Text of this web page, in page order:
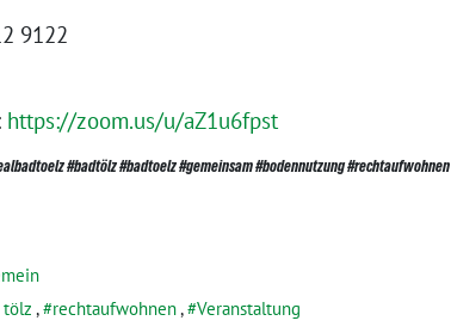
9122
https://zoom.us/u/aZ1u6fpst
#badtölz #badtoelz #gemeinsam #bodennutzung #rechtaufwohnen
tölz , rechtaufwohnen, Veranstaltung